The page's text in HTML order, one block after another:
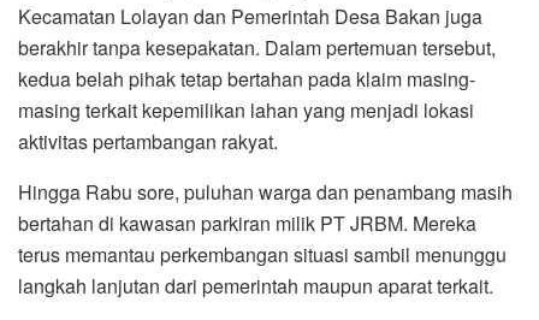
Kecamatan Lolayan dan Pemerintah Desa Bakan juga
berakhir tanpa kesepakatan. Dalam pertemuan tersebut,
kedua belah pihak tetap bertahan pada klaim masing-
masing terkait kepemilikan lahan yang menjadi lokasi
aktivitas pertambangan rakyat.
Hingga Rabu sore, puluhan warga dan penambang masih
bertahan di kawasan parkiran milik PT JRBM. Mereka
terus memantau perkembangan situasi sambil menunggu
langkah lanjutan dari pemerintah maupun aparat terkait.